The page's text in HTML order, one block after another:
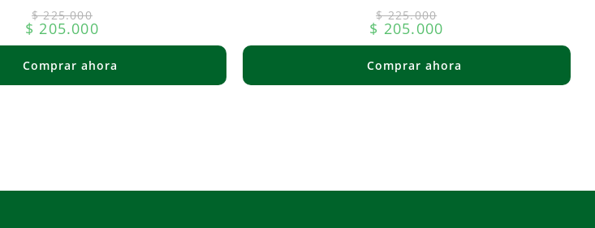
$225.000
$ 205.000
$225.000
$ 205.000